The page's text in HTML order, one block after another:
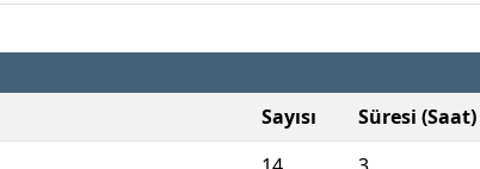
Sayısı Süresi (Saat)